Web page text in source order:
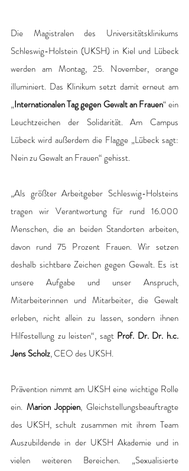
Die Magistralen des Universitätsklinikums
Schleswig-Holstein (UKSH) in Kiel und Lübeck
werden am Montag, 25. November, orange
illuminiert. Das Klinikum setzt damit erneut am
„Internationalen Tag gegen Gewalt an Frauen“ ein
Leuchtzeichen der Solidarität. Am Campus
Lübeck wird außerdem die Flagge „Lübeck sagt:
Nein zu Gewalt an Frauen“ gehisst.
„Als größter Arbeitgeber Schleswig-Holsteins
tragen wir Verantwortung für rund 16.000
Menschen, die an beiden Standorten arbeiten,
davon rund 75 Prozent Frauen. Wir setzen
deshalb sichtbare Zeichen gegen Gewalt. Es ist
unsere Aufgabe und unser Anspruch,
Mitarbeiterinnen und Mitarbeiter, die Gewalt
erleben, nicht allein zu lassen, sondern ihnen
Hilfestellung zu leisten“, sagt Prof. Dr. Dr. h.c.
Jens Scholz, CEO des UKSH.
Prävention nimmt am UKSH eine wichtige Rolle
ein. Marion Joppien, Gleichstellungsbeauftragte
des UKSH, schult zusammen mit ihrem Team
Auszubildende in der UKSH Akademie und in
vielen weiteren Bereichen. „Sexualisierte